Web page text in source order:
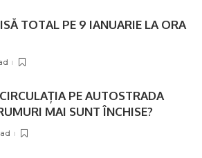
TOTAL PE 9 IANUARIE LA ORA
PE AUTOSTRADA
MAI SUNT ÎNCHISE?